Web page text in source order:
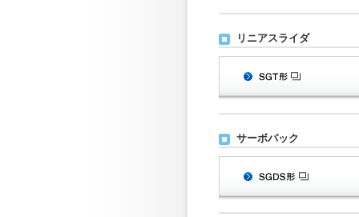
リニアスライダ
サーボパック